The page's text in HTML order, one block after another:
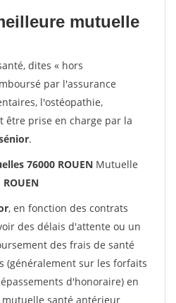
mutuelle
dites « hors
par l'assurance
l'ostéopathie,
être prise en charge par la
.
76000 ROUEN Mutuelle
ROUEN
, en fonction des contrats
des délais d'attente ou un
des frais de santé
(généralement sur les forfaits
d'honoraire) en
santé antérieur